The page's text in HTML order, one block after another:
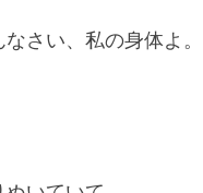
さい、私の身体よ。